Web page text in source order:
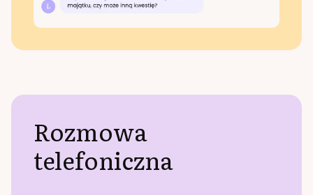
Rozmowa
telefoniczna